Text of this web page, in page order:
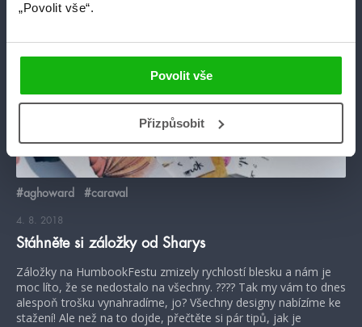
„Povolit vše“.
Povolit vše
Přizpůsobit
stahuj
#aghoward #caraval
4. 8. 2018
Stáhněte si záložky od Sharys
Záložky na HumbookFestu zmizely rychlostí blesku a nám je
moc líto, že se nedostalo na všechny. ???? Tak my vám to dnes
alespoň trošku vynahradíme, jo? Všechny designy nabízíme ke
stažení! Ale než na to dojde, přečtěte si pár tipů, jak je